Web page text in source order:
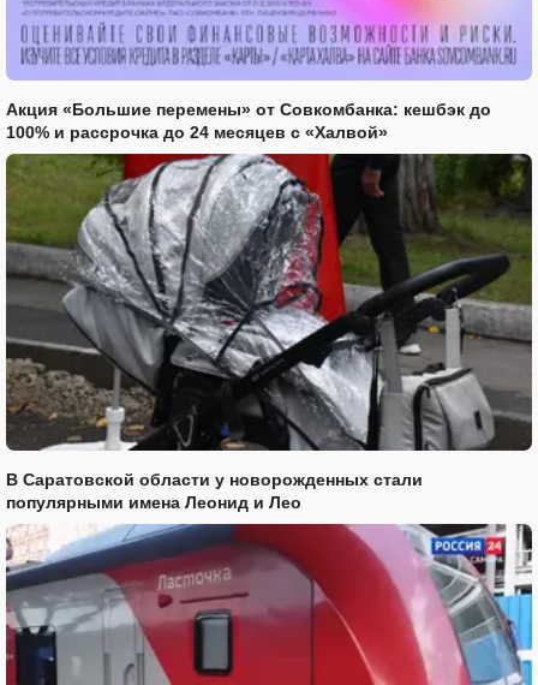
Акция «Большие перемены» от Совкомбанка: кешбэк до
100% и рассрочка до 24 месяцев с «Халвой»
В Саратовской области у новорожденных стали
популярными имена Леонид и Лео